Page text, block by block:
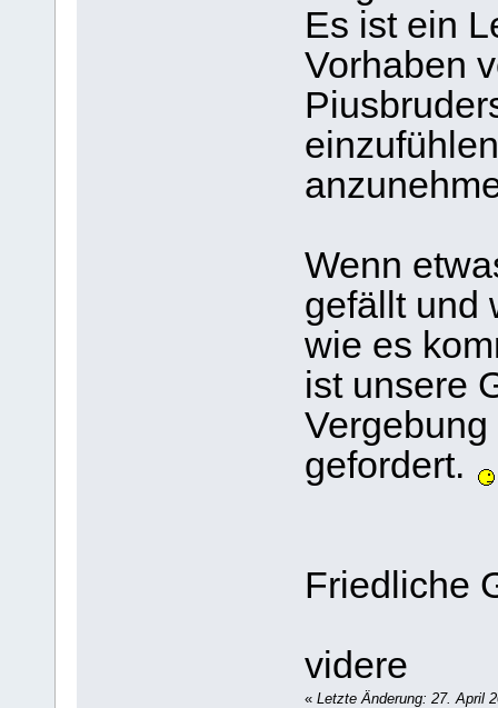
Es ist ein
Vorhaben
Wenn
gefällt und
wie es
ist unsere
gefordert.
Friedliche
videre
« Letzte Änderung: 27. April